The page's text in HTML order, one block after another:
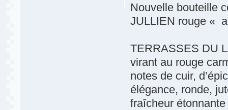
Nouvelle bouteille
JULLIEN rouge «
TERRASSES DU
virant au rouge
notes de cuir,
élégance, ronde,
fraîcheur